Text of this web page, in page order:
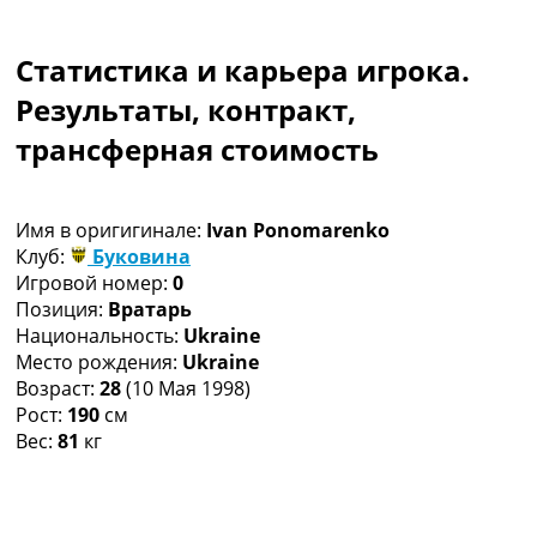
Чемпионат Мира
Украина. Премьер-Лига
Украина. Первая Лига
Лига Чемпионов
Другие Турниры >>>
Таблицы
Таблицы групп Чемпионата Мира
Украина. Премьер-Лига
Украина. Первая Лига
Лига Чемпионов. Таблицы групп
Англия. Премьер-Лига
Испания. Ла Лига
Статистика и карьера игрока.
Результаты, контракт,
трансферная стоимость
Имя в оригигинале: Ivan Ponomarenko
Клуб:
Буковина
Игровой номер: 0
Позиция: Вратарь
Национальность: Ukraine
Место рождения: Ukraine
Возраст: 28(10 Мая 1998)
Рост: 190 см
Вес: 81 кг